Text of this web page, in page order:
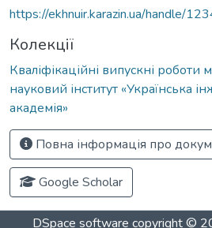
https://ekhnuir.karazin.ua/handle/
Колекції
Кваліфікаційні випускні роботи
науковий інститут «Українська
академія»
Повна інформація про
Google Scholar
DSpace software copyright ©